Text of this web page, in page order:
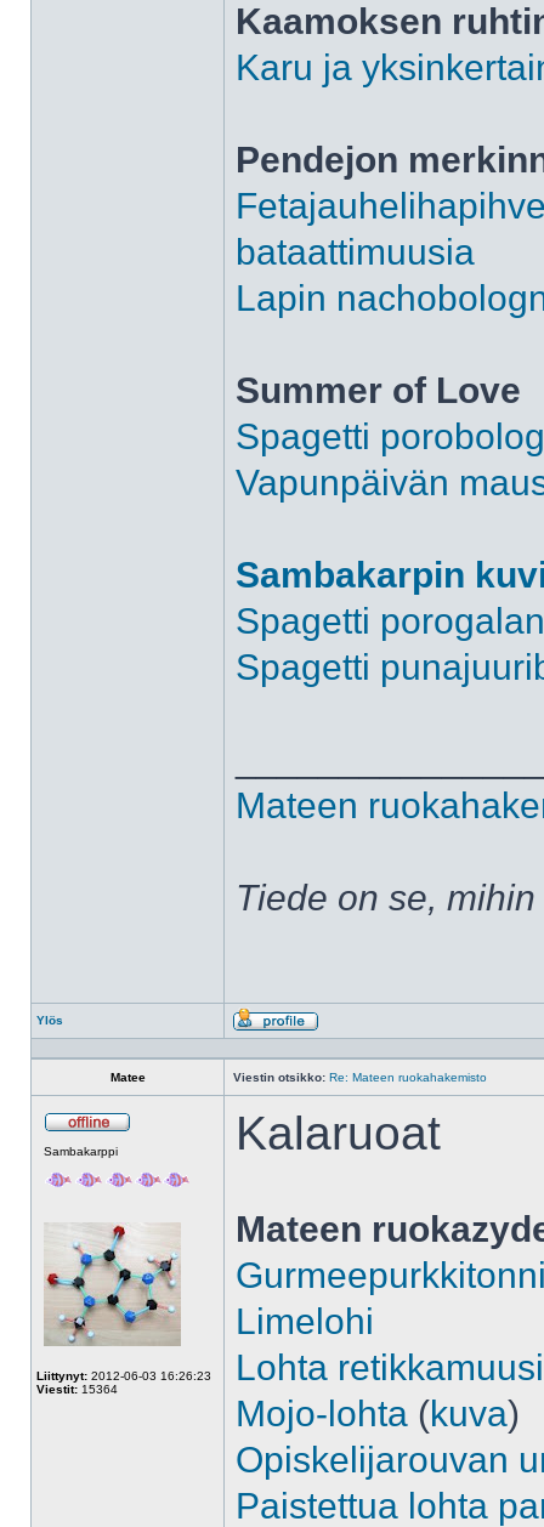
Kaamoksen
Karu ja
Pendejon
bataattimuusia
Lapin
Summer of Love
Spagetti
Vapunpäivän
Sambakarpin
Spagetti
Spagetti
Mateen
Tiede on se,
Ylös
Profiili
Matee Viestin otsikko: Re: Mateen ruokahakemisto
Sambakarppi
Liittynyt: 2012-06-03 16:26:23
Viestit: 15364
Kalaruoat
Mateen
Limelohi
Lohta
Mojo-lohta (kuva)
Opiskelijarouvan
Paistettua lohta